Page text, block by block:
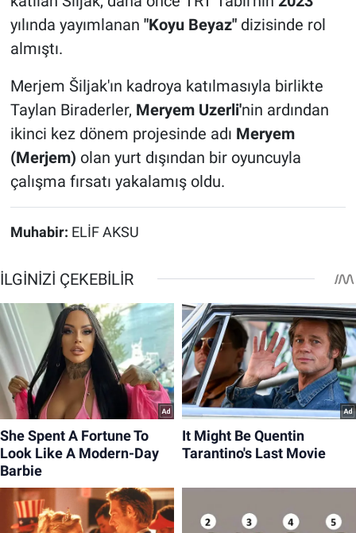
yılında yayımlanan "Koyu Beyaz"dizisinde rol
almıştı.
Merjem Šiljak'ın kadroya katılmasıyla birlikte
Taylan Biraderler, Meryem Uzerli'nin ardından
ikinci kez dönem projesinde adı Meryem
(Merjem) olan yurt dışından bir oyuncuyla
çalışma fırsatı yakalamış oldu.
Muhabir: ELİF AKSU